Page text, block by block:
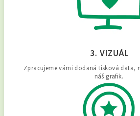
3. VIZUÁL
Zpracujeme vámi dodaná tisková data,
náš grafik.